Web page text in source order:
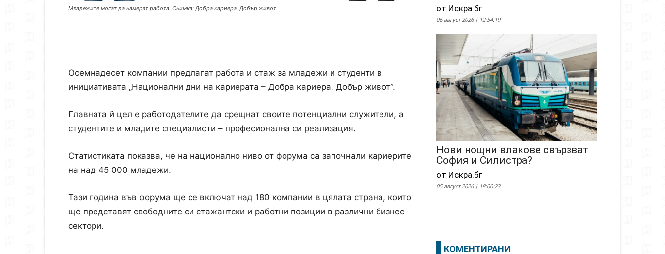
Младежите могат да намерят работа. Снимка: Добра кариера, Добър живот
Осемнадесет компании предлагат работа и стаж за младежи и студенти в
инициативата „Национални дни на кариерата – Добра кариера, Добър живот“.
Главната й цел е работодателите да срещнат своите потенциални служители, а
студентите и младите специалисти – професионална си реализация.
Статистиката показва, че на национално ниво от форума са започнали кариерите
на над 45 000 младежи.
Тази година във форума ще се включат над 180 компании в цялата страна, които
ще представят свободните си стажантски и работни позиции в различни бизнес
сектори.
от Искра.бг
06 август 2026 | 12:54:19
Нови нощни влакове свързват
София и Силистра?
от Искра.бг
05 август 2026 | 18:00:23
КОМЕНТИРАНИ